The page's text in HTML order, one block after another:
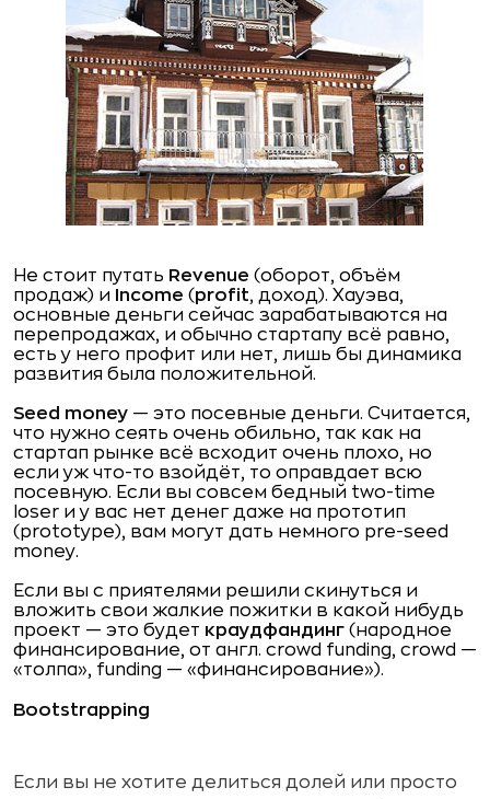
Не стоит путать Revenue (оборот, объём
продаж) и Income (profit, доход). Хауэва,
основные деньги сейчас зарабатываются на
перепродажах, и обычно стартапу всё равно,
есть у него профит или нет, лишь бы динамика
развития была положительной.
Seed money — это посевные деньги. Считается,
что нужно сеять очень обильно, так как на
стартап рынке всё всходит очень плохо, но
если уж что-то взойдёт, то оправдает всю
посевную. Если вы совсем бедный two-time
loser и у вас нет денег даже на прототип
(prototype), вам могут дать немного pre-seed
money.
Если вы с приятелями решили скинуться и
вложить свои жалкие пожитки в какой нибудь
проект — это будет краудфандинг (народное
финансирование, от англ. сrowd funding, сrowd —
«толпа», funding — «финансирование»).
Bootstrapping
Если вы не хотите делиться долей или просто